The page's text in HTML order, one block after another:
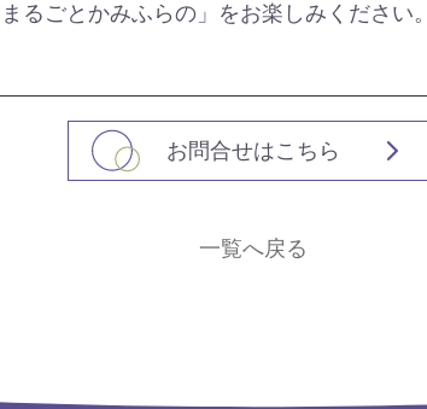
ごとかみふらの」をお楽しみください。
お問合せはこちら
一覧へ戻る